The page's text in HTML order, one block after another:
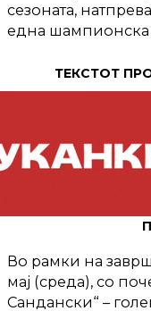
сезоната,
една шампионска
ТЕКСТОТ
Во рамки на
мај (среда), со
Сандански“ –